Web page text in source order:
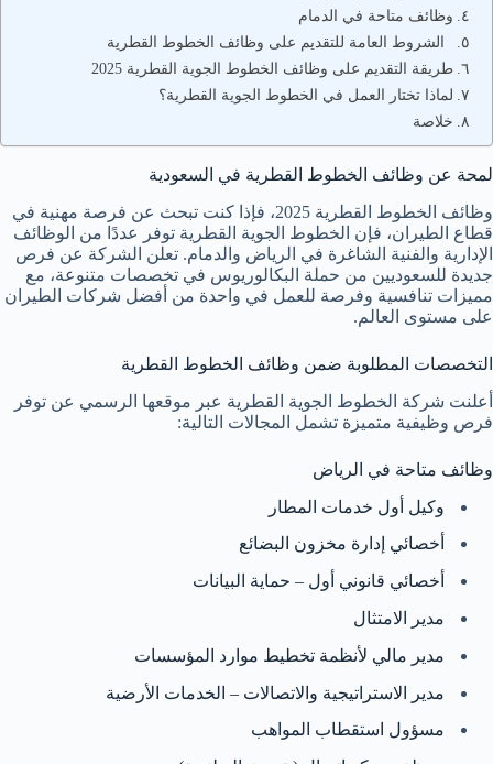
وظائف متاحة في الدمام
الشروط العامة للتقديم على وظائف الخطوط القطرية
طريقة التقديم على وظائف الخطوط الجوية القطرية 2025
لماذا تختار العمل في الخطوط الجوية القطرية؟
خلاصة
لمحة عن وظائف الخطوط القطرية في السعودية
وظائف الخطوط القطرية 2025، فإذا كنت تبحث عن فرصة مهنية في
قطاع الطيران، فإن الخطوط الجوية القطرية توفر عددًا من الوظائف
الإدارية والفنية الشاغرة في الرياض والدمام. تعلن الشركة عن فرص
جديدة للسعوديين من حملة البكالوريوس في تخصصات متنوعة، مع
مميزات تنافسية وفرصة للعمل في واحدة من أفضل شركات الطيران
على مستوى العالم.
التخصصات المطلوبة ضمن وظائف الخطوط القطرية
أعلنت شركة الخطوط الجوية القطرية عبر موقعها الرسمي عن توفر
فرص وظيفية متميزة تشمل المجالات التالية:
وظائف متاحة في الرياض
وكيل أول خدمات المطار
أخصائي إدارة مخزون البضائع
أخصائي قانوني أول – حماية البيانات
مدير الامتثال
مدير مالي لأنظمة تخطيط موارد المؤسسات
مدير الاستراتيجية والاتصالات – الخدمات الأرضية
مسؤول استقطاب المواهب